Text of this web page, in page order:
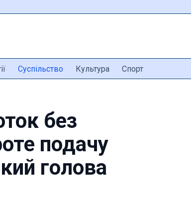
Суспільство Культура Спорт
без
подачу
голова